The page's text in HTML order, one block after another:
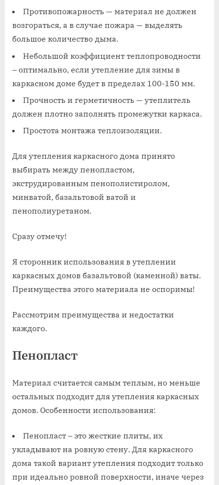
Противопожарность — материал не должен
возгораться, а в случае пожара — выделять
большое количество дыма.
Небольшой коэффициент теплопроводности
– оптимально, если утепление для зимы в
каркасном доме будет в пределах 100-150 мм.
Прочность и герметичность — утеплитель
должен плотно заполнять промежутки каркаса.
Простота монтажа теплоизоляции.
Для утепления каркасного дома принято
выбирать между пенопластом,
экструдированным пенополистиролом,
минватой, базальтовой ватой и
пенополиуретаном.
Сразу отмечу!
Я сторонник использования в утеплении
каркасных домов базальтовой (каменной) ваты.
Преимущества этого материала не оспоримы!
Рассмотрим преимущества и недостатки
каждого.
Пенопласт
Материал считается самым теплым, но меньше
остальных подходит для утепления каркасных
домов. Особенности использования:
Пенопласт – это жесткие плиты, их
укладывают на ровную стену. Для каркасного
дома такой вариант утепления подходит только
при идеально ровной поверхности, иначе через